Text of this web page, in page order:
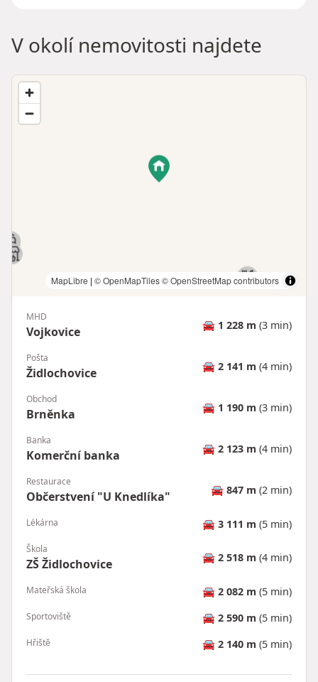
V okolí nemovitosti najdete
MapLibre | © OpenMapTiles© OpenStreetMap contributors
MHD
Vojkovice 🚘 1 228 m (3 min)
Pošta
Židlochovice 🚘 2 141 m (4 min)
Obchod
Brněnka 🚘 1 190 m (3 min)
Banka
Komerční banka 🚘 2 123 m (4 min)
Restaurace
Občerstvení "U Knedlíka" 🚘 847 m (2 min)
Lékárna 🚘 3 111 m (5 min)
Škola
ZŠ Židlochovice 🚘 2 518 m (4 min)
Mateřská škola 🚘 2 082 m (5 min)
Sportoviště 🚘 2 590 m (5 min)
Hřiště 🚘 2 140 m (5 min)